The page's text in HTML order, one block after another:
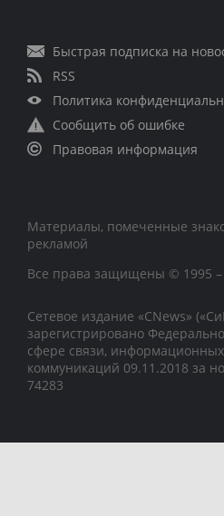
Быстрая подписка на
RSS
Политика
Сообщить об ошибке
Правовая информация
Материалы, помеченные
рекламой
Все права защищены © 1995 –
Сетевое издание «CNews»
зарегистрировано
сфере связи,
коммуникаций 09.11.2018 за
74283